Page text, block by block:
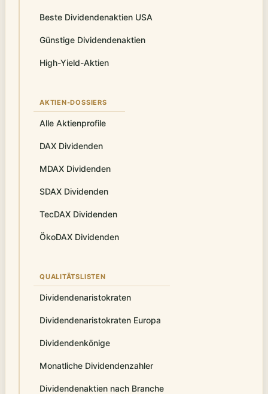
Beste Dividendenaktien USA
Günstige Dividendenaktien
High-Yield-Aktien
AKTIEN-DOSSIERS
Alle Aktienprofile
DAX Dividenden
MDAX Dividenden
SDAX Dividenden
TecDAX Dividenden
ÖkoDAX Dividenden
QUALITÄTSLISTEN
Dividendenaristokraten
Dividendenaristokraten Europa
Dividendenkönige
Monatliche Dividendenzahler
Dividendenaktien nach Branche